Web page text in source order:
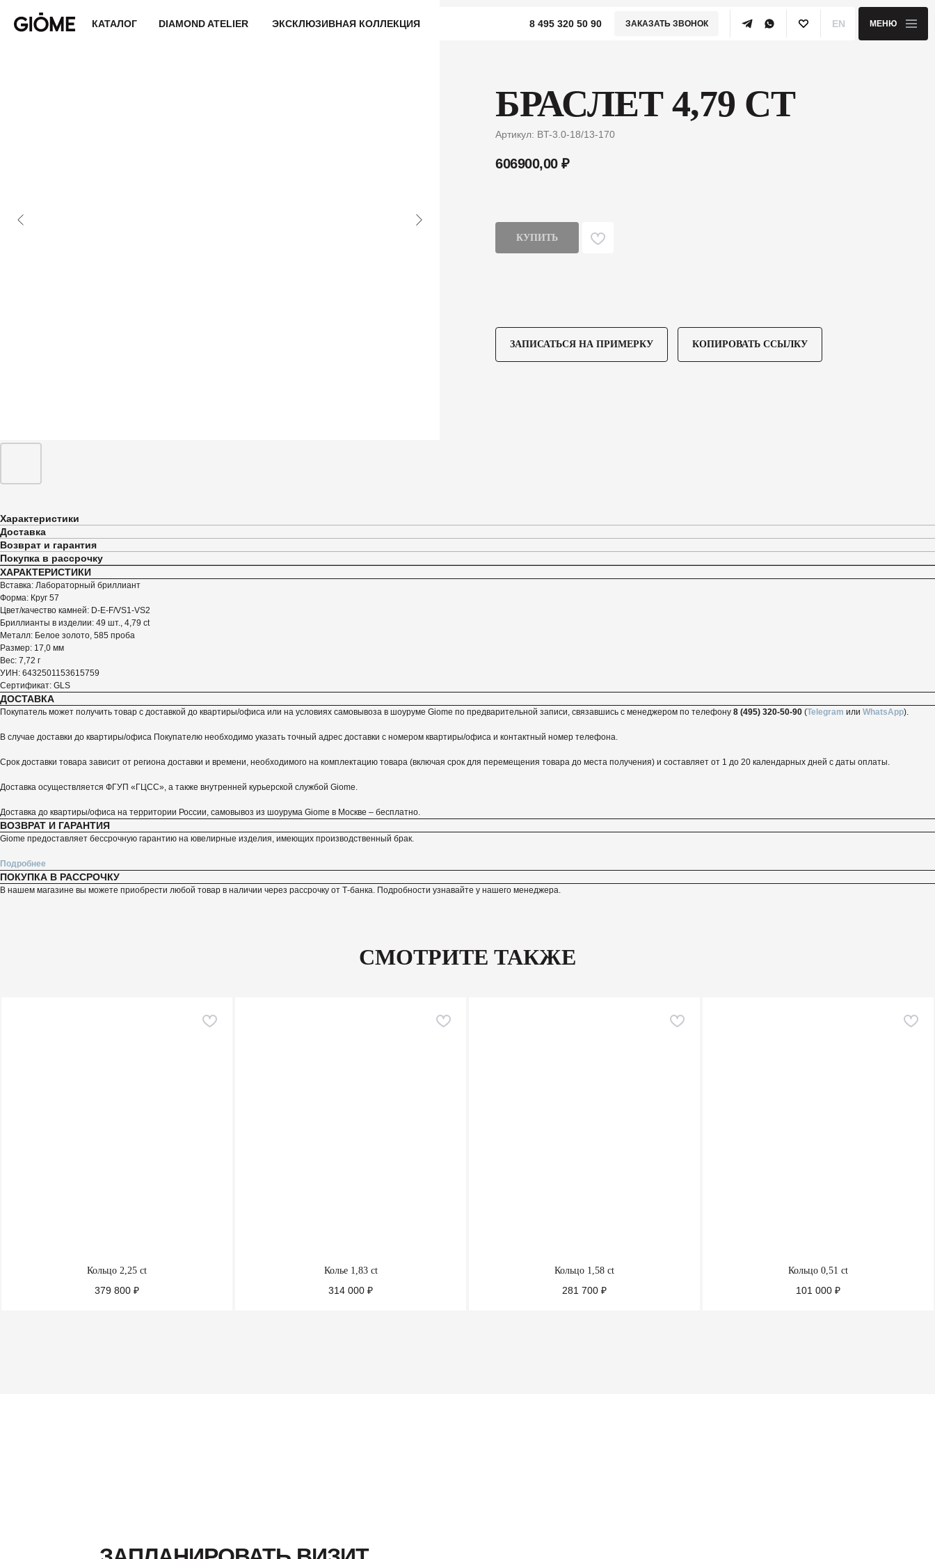
МЕНЮ
EN
ЗАКАЗАТЬ ЗВОНОК
8 495 320 50 90
КАТАЛОГ DIAMOND ATELIER ЭКСКЛЮЗИВНАЯ КОЛЛЕКЦИЯ
БРАСЛЕТ 4,79 CT
Артикул: BT-3.0-18/13-170
606900,00 ₽
КУПИТЬ
ЗАПИСАТЬСЯ НА ПРИМЕРКУ КОПИРОВАТЬ ССЫЛКУ
Характеристики
Доставка
Возврат и гарантия
Покупка в рассрочку
ХАРАКТЕРИСТИКИ
Вставка: Лабораторный бриллиант
Форма: Круг 57
Цвет/качество камней: D-E-F/VS1-VS2
Бриллианты в изделии: 49 шт., 4,79 ct
Металл: Белое золото, 585 проба
Размер: 17,0 мм
Вес: 7,72 г
УИН: 6432501153615759
Сертификат: GLS
ДОСТАВКА
Покупатель может получить товар с доставкой до квартиры/офиса или на условиях самовывоза в шоуруме Giome по предварительной записи, связавшись с менеджером по телефону 8 (495) 320-50-90 (Telegram или WhatsApp).
В случае доставки до квартиры/офиса Покупателю необходимо указать точный адрес доставки с номером квартиры/офиса и контактный номер телефона.
Срок доставки товара зависит от региона доставки и времени, необходимого на комплектацию товара (включая срок для перемещения товара до места получения) и составляет от 1 до 20 календарных дней с даты оплаты.
Доставка осуществляется ФГУП «ГЦСС», а также внутренней курьерской службой Giome.
Доставка до квартиры/офиса на территории России, самовывоз из шоурума Giome в Москве – бесплатно.
ВОЗВРАТ И ГАРАНТИЯ
Giome предоставляет бессрочную гарантию на ювелирные изделия, имеющих производственный брак.
Подробнее
ПОКУПКА В РАССРОЧКУ
В нашем магазине вы можете приобрести любой товар в наличии через рассрочку от Т-банка. Подробности узнавайте у нашего менеджера.
СМОТРИТЕ ТАКЖЕ
Кольцо 2,25 ct
379 800 ₽
Колье 1,83 ct
314 000 ₽
Кольцо 1,58 ct
281 700 ₽
Кольцо 0,51 ct
101 000 ₽